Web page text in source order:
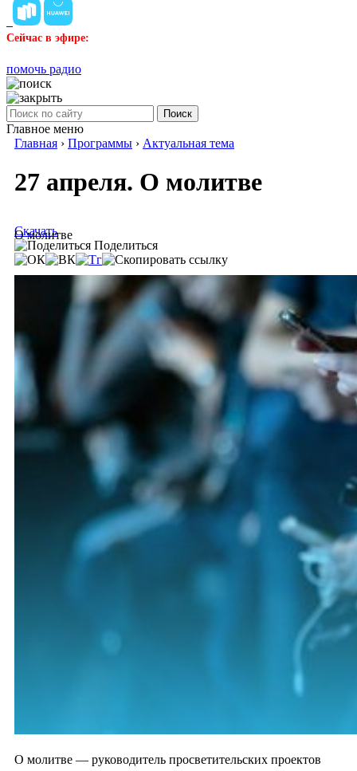
Сейчас в эфире:
помочь радио
Поиск
Главное меню
Главная › Программы › Актуальная тема
27 апреля. О молитве
О молитве
Скачать
Поделиться
О молитве — руководитель просветительских проектов